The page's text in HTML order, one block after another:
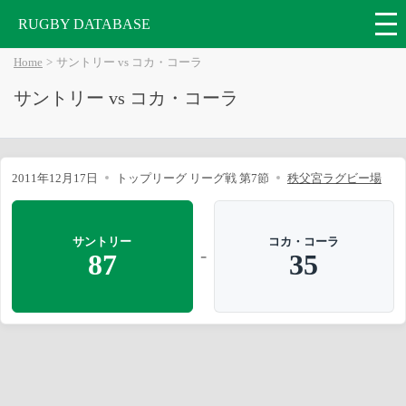
RUGBY DATABASE
Home サントリー vs コカ・コーラ
サントリー vs コカ・コーラ
2011年12月17日 トップリーグ リーグ戦 第7節 秩父宮ラグビー場
サントリー
87 -
コカ・コーラ
35